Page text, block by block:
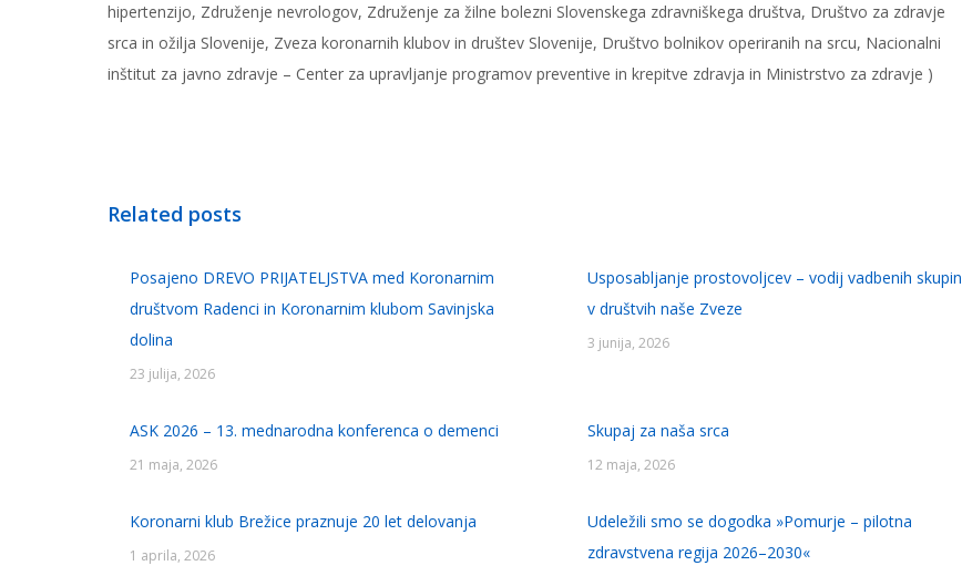
hipertenzijo, Združenje nevrologov, Združenje za žilne bolezni Slovenskega zdravniškega društva, Društvo za zdravje
srca in ožilja Slovenije, Zveza koronarnih klubov in društev Slovenije, Društvo bolnikov operiranih na srcu, Nacionalni
inštitut za javno zdravje – Center za upravljanje programov preventive in krepitve zdravja in Ministrstvo za zdravje )
Related posts
Posajeno DREVO PRIJATELJSTVA med Koronarnim
društvom Radenci in Koronarnim klubom Savinjska
dolina
23 julija, 2026
Usposabljanje prostovoljcev – vodij vadbenih skupin
v društvih naše Zveze
3 junija, 2026
ASK 2026 – 13. mednarodna konferenca o demenci
21 maja, 2026
Skupaj za naša srca
12 maja, 2026
Koronarni klub Brežice praznuje 20 let delovanja
1 aprila, 2026
Udeležili smo se dogodka »Pomurje – pilotna
zdravstvena regija 2026–2030«